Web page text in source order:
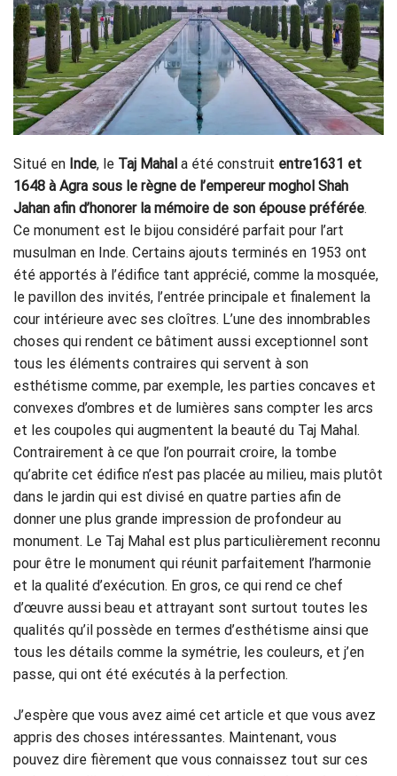
Situé en Inde, le Taj Mahal a été construit entre1631 et
1648 à Agra sous le règne de l’empereur moghol Shah
Jahan afin d’honorer la mémoire de son épouse préférée.
Ce monument est le bijou considéré parfait pour l’art
musulman en Inde. Certains ajouts terminés en 1953 ont
été apportés à l’édifice tant apprécié, comme la mosquée,
le pavillon des invités, l’entrée principale et finalement la
cour intérieure avec ses cloîtres. L’une des innombrables
choses qui rendent ce bâtiment aussi exceptionnel sont
tous les éléments contraires qui servent à son
esthétisme comme, par exemple, les parties concaves et
convexes d’ombres et de lumières sans compter les arcs
et les coupoles qui augmentent la beauté du Taj Mahal.
Contrairement à ce que l’on pourrait croire, la tombe
qu’abrite cet édifice n’est pas placée au milieu, mais plutôt
dans le jardin qui est divisé en quatre parties afin de
donner une plus grande impression de profondeur au
monument. Le Taj Mahal est plus particulièrement reconnu
pour être le monument qui réunit parfaitement l’harmonie
et la qualité d’exécution. En gros, ce qui rend ce chef
d’œuvre aussi beau et attrayant sont surtout toutes les
qualités qu’il possède en termes d’esthétisme ainsi que
tous les détails comme la symétrie, les couleurs, et j’en
passe, qui ont été exécutés à la perfection.
J’espère que vous avez aimé cet article et que vous avez
appris des choses intéressantes. Maintenant, vous
pouvez dire fièrement que vous connaissez tout sur ces